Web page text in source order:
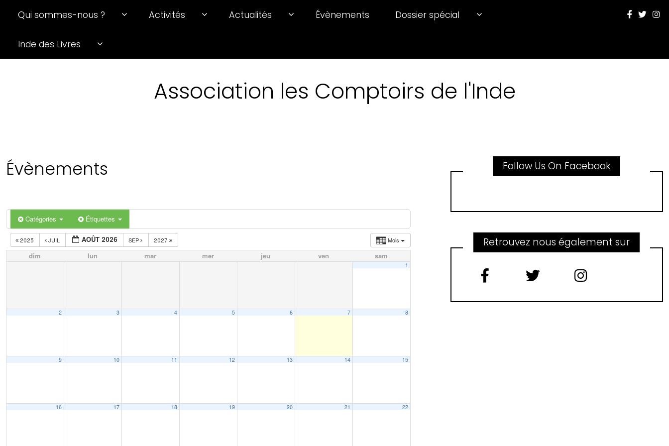
Qui sommes-nous ? Activités Actualités Évènements Dossier spécial
Inde des Livres
Association les Comptoirs de l'Inde
Évènements
Catégories Étiquettes
Mois
2025 JUIL AOÛT 2026 SEP 2027
dim lun mar mer jeu ven sam
1
2 3 4 5 6 7 8
9 10 11 12 13 14 15
16 17 18 19 20 21 22
Follow Us On Facebook
Retrouvez nous également sur